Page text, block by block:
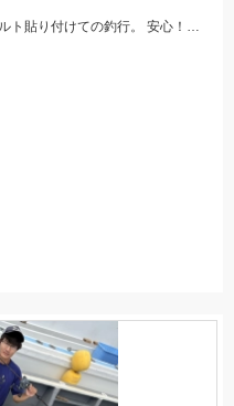
いいサイズになって来ました。 靴裏フェルト貼り付けての釣行。 安心！店長〜アドバイスありがとうございました！